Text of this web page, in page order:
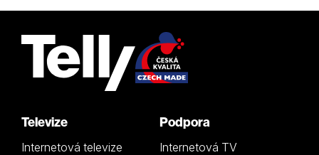
Televize
Internetová televize
Podpora
Internetová TV